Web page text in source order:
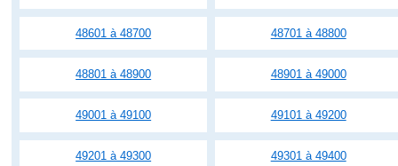
48601 à 48700 48701 à 48800
48801 à 48900 48901 à 49000
49001 à 49100 49101 à 49200
49201 à 49300 49301 à 49400